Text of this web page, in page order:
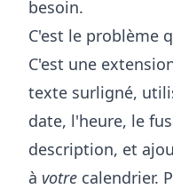
besoin.
C'est le problème
C'est une
texte surligné,
date, l'heure, le
description, et
à votre calendrier.